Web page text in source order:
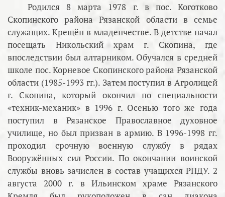
Родился 8 марта 1978 г. в пос. Коготково
Скопинского района Рязанской области в семье
служащих. Крещён в младенчестве. В детстве начал
посещать Никольский храм г. Скопина, где
впоследствии был алтарником. Обучался в средней
школе пос. Корневое Скопинского района Рязанской
области (1985-1993 гг.). Затем поступил в Агролицей
г. Скопина, который окончил по специальности
«техник-механик» в 1996 г. Осенью того же года
поступил в Рязанское Православное духовное
училище, но был призван в армию. В 1996-1998 гг.
проходил срочную военную службу в рядах
Вооружённых сил России. По окончании воинской
службы вновь зачислен в состав учащихся РПДУ. 2
августа 2000 г. в Ильинском храме Рязанского